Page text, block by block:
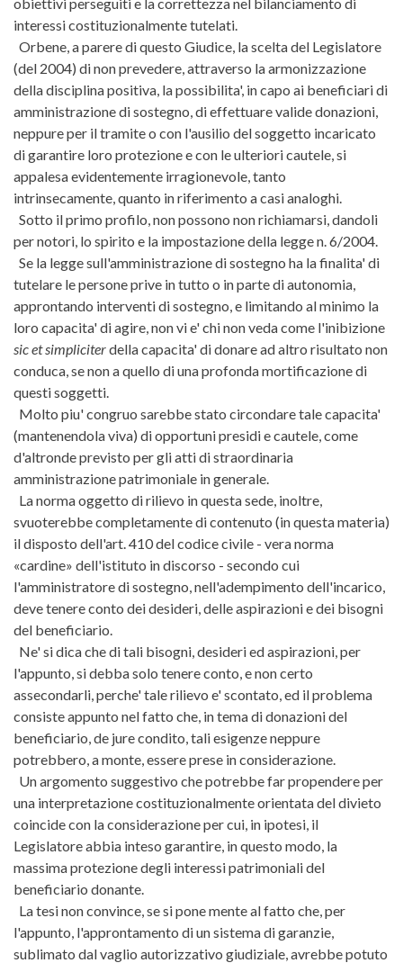
interessi costituzionalmente tutelati.
Orbene, a parere di questo Giudice, la scelta del Legislatore
(del 2004) di non prevedere, attraverso la armonizzazione
della disciplina positiva, la possibilita', in capo ai beneficiari di
amministrazione di sostegno, di effettuare valide donazioni,
neppure per il tramite o con l'ausilio del soggetto incaricato
di garantire loro protezione e con le ulteriori cautele, si
appalesa evidentemente irragionevole, tanto
intrinsecamente, quanto in riferimento a casi analoghi.
Sotto il primo profilo, non possono non richiamarsi, dandoli
per notori, lo spirito e la impostazione della legge n. 6/2004.
Se la legge sull'amministrazione di sostegno ha la finalita' di
tutelare le persone prive in tutto o in parte di autonomia,
approntando interventi di sostegno, e limitando al minimo la
loro capacita' di agire, non vi e' chi non veda come l'inibizione
sic et simpliciterdella capacita' di donare ad altro risultato non
conduca, se non a quello di una profonda mortificazione di
questi soggetti.
Molto piu' congruo sarebbe stato circondare tale capacita'
(mantenendola viva) di opportuni presidi e cautele, come
d'altronde previsto per gli atti di straordinaria
amministrazione patrimoniale in generale.
La norma oggetto di rilievo in questa sede, inoltre,
svuoterebbe completamente di contenuto (in questa materia)
il disposto dell'art. 410 del codice civile - vera norma
«cardine» dell'istituto in discorso - secondo cui
l'amministratore di sostegno, nell'adempimento dell'incarico,
deve tenere conto dei desideri, delle aspirazioni e dei bisogni
del beneficiario.
Ne' si dica che di tali bisogni, desideri ed aspirazioni, per
l'appunto, si debba solo tenere conto, e non certo
assecondarli, perche' tale rilievo e' scontato, ed il problema
consiste appunto nel fatto che, in tema di donazioni del
beneficiario, de jure condito, tali esigenze neppure
potrebbero, a monte, essere prese in considerazione.
Un argomento suggestivo che potrebbe far propendere per
una interpretazione costituzionalmente orientata del divieto
coincide con la considerazione per cui, in ipotesi, il
Legislatore abbia inteso garantire, in questo modo, la
massima protezione degli interessi patrimoniali del
beneficiario donante.
La tesi non convince, se si pone mente al fatto che, per
l'appunto, l'approntamento di un sistema di garanzie,
sublimato dal vaglio autorizzativo giudiziale, avrebbe potuto